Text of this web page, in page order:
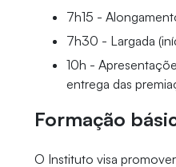
7h15 -
7h30 - Largada
10h -
entrega das
Formação
O Instituto visa